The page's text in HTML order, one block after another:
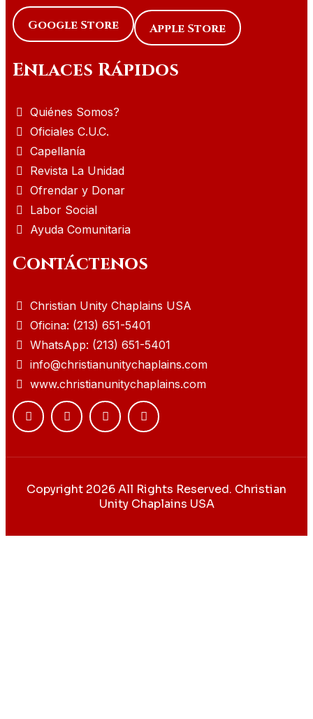
Google Store Apple Store
Enlaces Rápidos
Quiénes Somos?
Oficiales C.U.C.
Capellanía
Revista La Unidad
Ofrendar y Donar
Labor Social
Ayuda Comunitaria
Contáctenos
Christian Unity Chaplains USA
Oficina: (213) 651-5401
WhatsApp: (213) 651-5401
info@christianunitychaplains.com
www.christianunitychaplains.com
Copyright 2026 All Rights Reserved. Christian
Unity Chaplains USA